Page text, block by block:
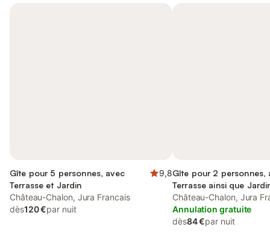
Gîte pour 5 personnes, avec
Terrasse et Jardin
9,8
Château-Chalon, Jura Francais
dès120 €par nuit
Gîte pour 2 personnes,
Terrasse ainsi que
Château-Chalon, Jura
Annulation gratuite
dès84 €par nuit